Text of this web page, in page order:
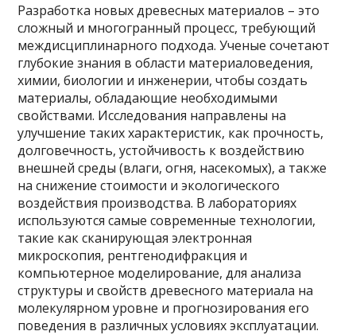
Разработка новых древесных материалов – это
сложный и многогранный процесс, требующий
междисциплинарного подхода. Ученые сочетают
глубокие знания в области материаловедения,
химии, биологии и инженерии, чтобы создать
материалы, обладающие необходимыми
свойствами. Исследования направлены на
улучшение таких характеристик, как прочность,
долговечность, устойчивость к воздействию
внешней среды (влаги, огня, насекомых), а также
на снижение стоимости и экологического
воздействия производства. В лабораториях
используются самые современные технологии,
такие как сканирующая электронная
микроскопия, рентгенодифракция и
компьютерное моделирование, для анализа
структуры и свойств древесного материала на
молекулярном уровне и прогнозирования его
поведения в различных условиях эксплуатации.